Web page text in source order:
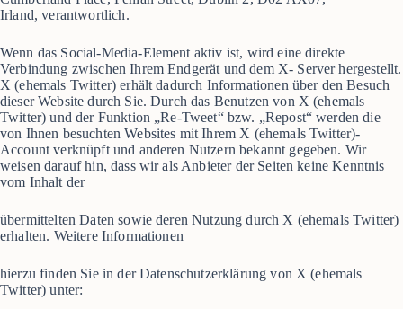
Irland, verantwortlich.
Wenn das Social-Media-Element aktiv ist, wird eine direkte
Verbindung zwischen Ihrem Endgerät und dem X- Server hergestellt.
X (ehemals Twitter) erhält dadurch Informationen über den Besuch
dieser Website durch Sie. Durch das Benutzen von X (ehemals
Twitter) und der Funktion „Re-Tweet“ bzw. „Repost“ werden die
von Ihnen besuchten Websites mit Ihrem X (ehemals Twitter)-
Account verknüpft und anderen Nutzern bekannt gegeben. Wir
weisen darauf hin, dass wir als Anbieter der Seiten keine Kenntnis
vom Inhalt der
übermittelten Daten sowie deren Nutzung durch X (ehemals Twitter)
erhalten. Weitere Informationen
hierzu finden Sie in der Datenschutzerklärung von X (ehemals
Twitter) unter: